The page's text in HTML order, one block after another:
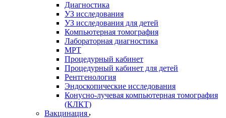
Диагностика
УЗ исследования
УЗ исследования для детей
Компьютерная томография
Лабораторная диагностика
МРТ
Процедурный кабинет
Процедурный кабинет для детей
Рентгенология
Эндоскопические исследования
Конусно-лучевая компьютерная томография
(КЛКТ)
Вакцинация